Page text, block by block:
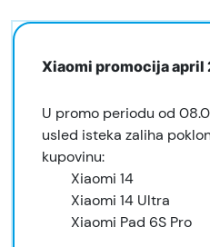
Xiaomi promocija april
U promo periodu od
usled isteka zaliha
kupovinu:
Xiaomi 14
Xiaomi 14 Ultra
Xiaomi Pad 6S Pro